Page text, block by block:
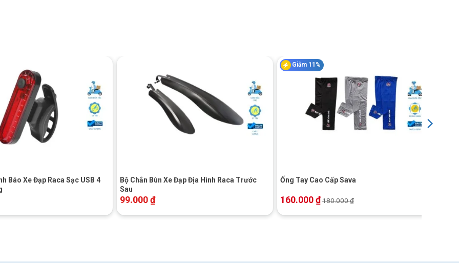
₫
₫
₫
Đạp 1 Điểm 700c
ảnh hoặc kiểm tra xe mà không cần tìm nơi dựa.
Báo Xe Đạp Raca Sạc USB 4
Bộ Chắn Bùn Xe Đạp Địa Hình Raca Trước
Sau
99.000₫
Giảm 11%
Ống Tay Cao Cấp Sava
160.000₫180.000₫